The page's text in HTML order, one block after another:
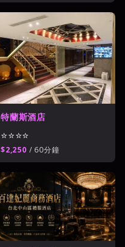
特蘭斯酒店
⭐⭐⭐⭐
$2,250 / 60分鐘